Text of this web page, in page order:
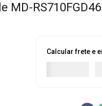
MD-
Calcular frete e